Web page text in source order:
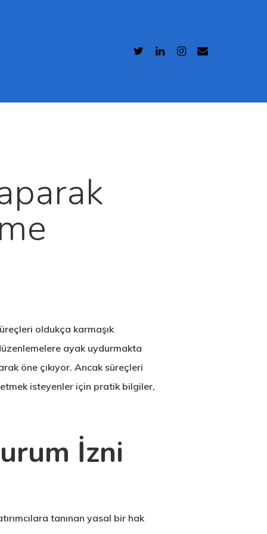
oldukça karmaşık
ayak uydurmakta
öne çıkıyor. Ancak süreçleri
isteyenler için pratik bilgiler,
İzni
tanınan yasal bir hak